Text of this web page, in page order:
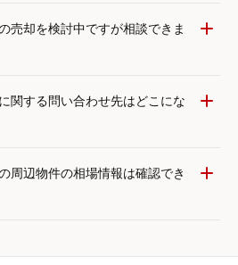
売却を検討中ですが相談できま
関する問い合わせ先はどこにな
周辺物件の相場情報は確認でき